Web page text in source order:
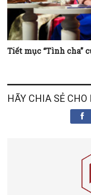
Tiết mục “Tình cha”
HÃY CHIA SẺ CHO